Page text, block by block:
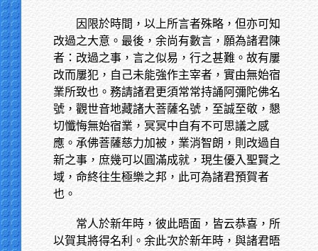
因限於時間，以上所言者殊略，但亦可知
改過之大意。最後，余尚有數言，願為諸君陳
者：改過之事，言之似易，行之甚難。故有屢
改而屢犯，自己未能強作主宰者，實由無始宿
業所致也。務請諸君更須常常持誦阿彌陀佛名
號，觀世音地藏諸大菩薩名號，至誠至敬，懇
切懺悔無始宿業，冥冥中自有不可思議之感
應。承佛菩薩慈力加被，業消智朗，則改過自
新之事，庶幾可以圓滿成就，現生優入聖賢之
域，命終往生極樂之邦，此可為諸君預賀者
也。
常人於新年時，彼此晤面，皆云恭喜，所
以賀其將得名利。余此次於新年時，與諸君晤